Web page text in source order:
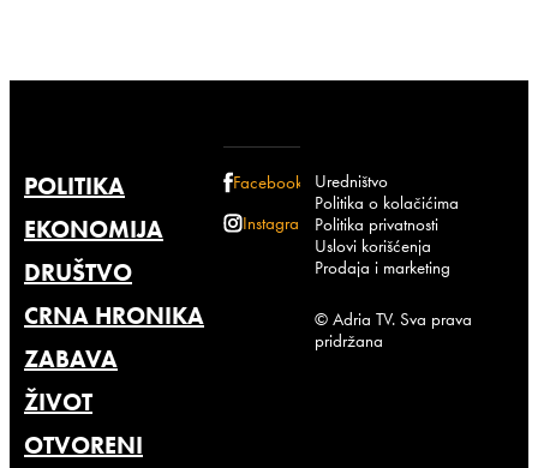
POLITIKA
EKONOMIJA
DRUŠTVO
CRNA HRONIKA
ZABAVA
ŽIVOT
OTVORENI
Facebook
Instagram
Uredništvo
Politika o kolačićima
Politika privatnosti
Uslovi korišćenja
Prodaja i marketing
© Adria TV. Sva prava
pridržana